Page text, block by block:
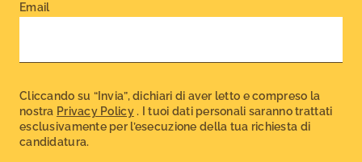
Email
Cliccando su “Invia”, dichiari di aver letto e compreso la
nostra Privacy Policy. I tuoi dati personali saranno trattati
esclusivamente per l’esecuzione della tua richiesta di
candidatura.